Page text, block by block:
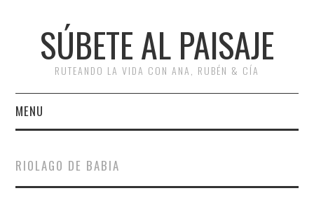
SÚBETE AL PAISAJE
RUTEANDO LA VIDA CON ANA, RUBÉN & CÍA
MENU
RUTAS
RIOLAGO DE BABIA